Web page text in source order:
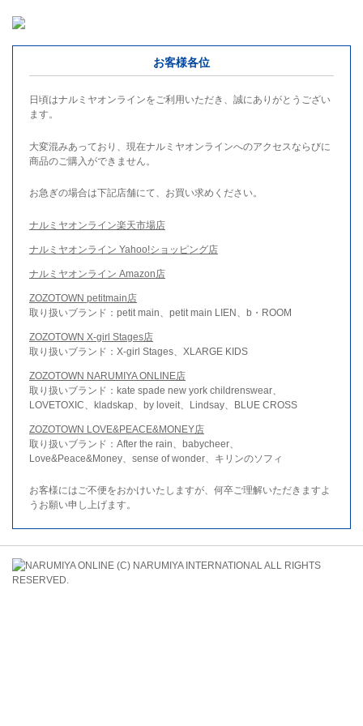
お客様各位
日頃はナルミヤオンラインをご利用いただき、誠にありがとうござい
ます。
大変混みあっており、現在ナルミヤオンラインへのアクセスならびに
商品のご購入ができません。
お急ぎの場合は下記店舗にて、お買い求めください。
ナルミヤオンライン楽天市場店
ナルミヤオンライン Yahoo!ショッピング店
ナルミヤオンライン Amazon店
ZOZOTOWN petitmain店
取り扱いブランド：petit main、petit main LIEN、b・ROOM
ZOZOTOWN X-girl Stages店
取り扱いブランド：X-girl Stages、XLARGE KIDS
ZOZOTOWN NARUMIYA ONLINE店
取り扱いブランド：kate spade new york childrenswear、
LOVETOXIC、kladskap、by loveit、Lindsay、BLUE CROSS
ZOZOTOWN LOVE&PEACE&MONEY店
取り扱いブランド：After the rain、babycheer、
Love&Peace&Money、sense of wonder、キリンのソフィ
お客様にはご不便をおかけいたしますが、何卒ご理解いただきますよ
うお願い申し上げます。